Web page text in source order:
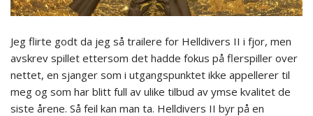
Jeg flirte godt da jeg så trailere for Helldivers II i fjor, men
avskrev spillet ettersom det hadde fokus på flerspiller over
nettet, en sjanger som i utgangspunktet ikke appellerer til
meg og som har blitt full av ulike tilbud av ymse kvalitet de
siste årene. Så feil kan man ta. Helldivers II byr på en